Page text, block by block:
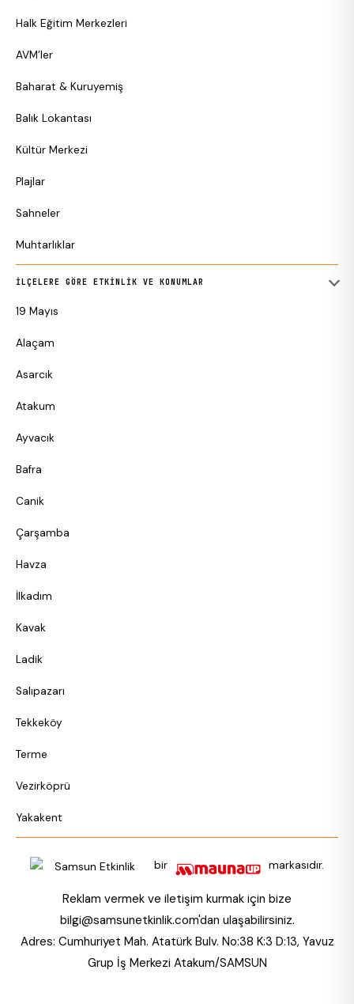
Halk Eğitim Merkezleri
AVM’ler
Baharat & Kuruyemiş
Balık Lokantası
Kültür Merkezi
Plajlar
Sahneler
Muhtarlıklar
İLÇELERE GÖRE ETKINLIK VE KONUMLAR
19 Mayıs
Alaçam
Asarcık
Atakum
Ayvacık
Bafra
Canik
Çarşamba
Havza
İlkadım
Kavak
Ladik
Salıpazarı
Tekkeköy
Terme
Vezirköprü
Yakakent
bir markasıdır.
Reklam vermek ve iletişim kurmak için bize
bilgi@samsunetkinlik.com'dan ulaşabilirsiniz.
Adres: Cumhuriyet Mah. Atatürk Bulv. No:38 K:3 D:13, Yavuz
Grup İş Merkezi Atakum/SAMSUN